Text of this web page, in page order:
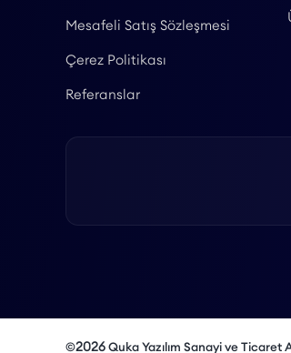
Mesafeli Satış Sözleşmesi
Çerez Politikası
Referanslar
©2026Quka Yazılım Sanayi ve Ticaret